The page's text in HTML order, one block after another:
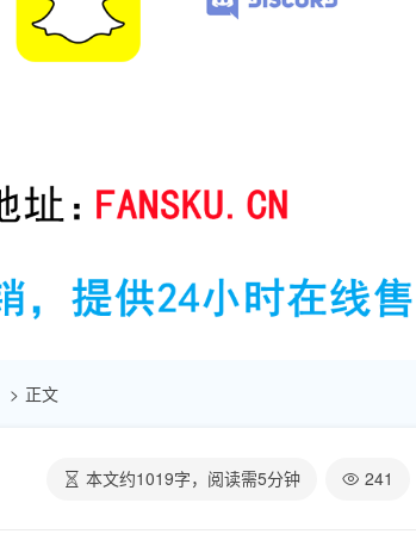
正文
本文约1019字，阅读需5分钟 241